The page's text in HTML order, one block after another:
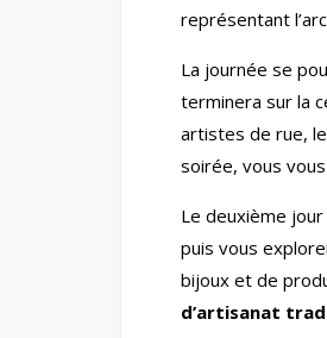
représentant
La journée se
terminera sur la
artistes de rue,
soirée, vous
Le deuxième
puis vous
bijoux et de
d’artisanat